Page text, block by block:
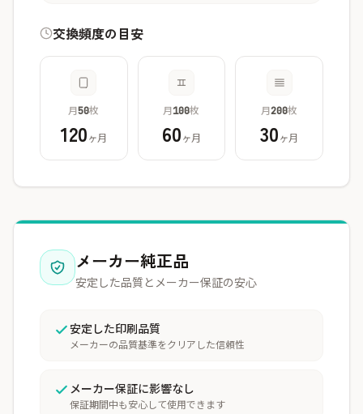
交換頻度の目安
月50枚
120ヶ月
月100枚
60ヶ月
月200枚
30ヶ月
メーカー純正品
安定した品質とメーカー保証の安心
安定した印刷品質
メーカーの品質基準をクリアした信頼性
メーカー保証に影響なし
保証期間中も安心して使用できます